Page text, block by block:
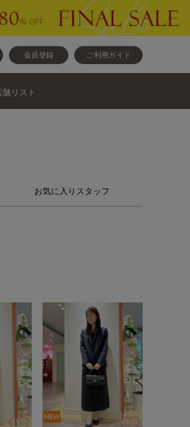
会員登録 ご利用ガイド
舗リスト
お気に入りスタッフ
NEW